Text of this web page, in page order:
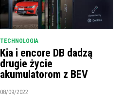
TECHNOLOGIA
Kia i encore DB dadzą
drugie życie
akumulatorom z BEV
08/09/2022